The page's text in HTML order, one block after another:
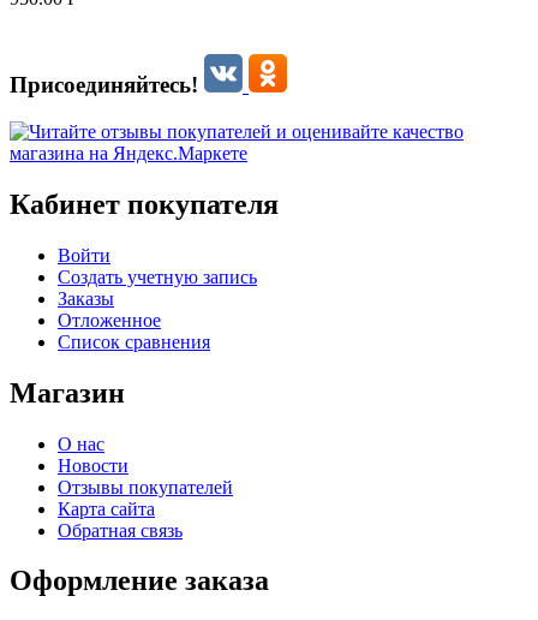
Присоединяйтесь!
Кабинет покупателя
Войти
Создать учетную запись
Заказы
Отложенное
Список сравнения
Магазин
О нас
Новости
Отзывы покупателей
Карта сайта
Обратная связь
Оформление заказа